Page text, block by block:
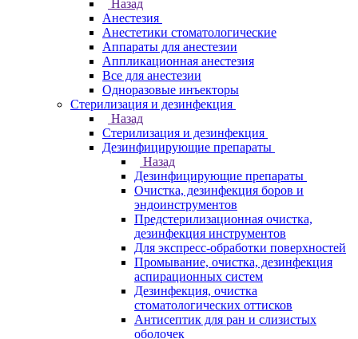
Назад
Анестезия
Анестетики стоматологические
Аппараты для анестезии
Аппликационная анестезия
Все для анестезии
Одноразовые инъекторы
Стерилизация и дезинфекция
Назад
Стерилизация и дезинфекция
Дезинфицирующие препараты
Назад
Дезинфицирующие препараты
Очистка, дезинфекция боров и
эндоинструментов
Предстерилизационная очистка,
дезинфекция инструментов
Для экспресс-обработки поверхностей
Промывание, очистка, дезинфекция
аспирационных систем
Дезинфекция, очистка
стоматологических оттисков
Антисептик для ран и слизистых
оболочек